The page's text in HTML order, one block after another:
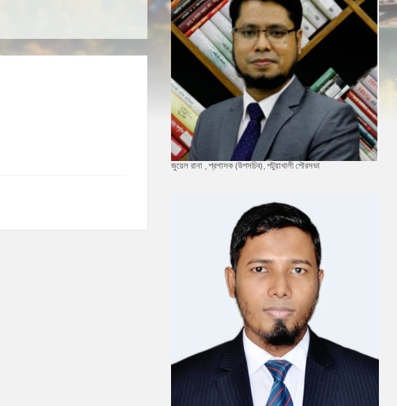
জুয়েল রানা , প্রশাসক (উপসচিব), পটুয়াখালী পৌরসভা